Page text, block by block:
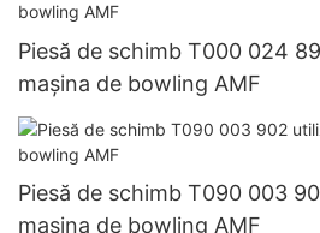
Piesă de schimb T000 024
mașina de bowling AMF
Piesă de schimb T090 003
mașina de bowling AMF